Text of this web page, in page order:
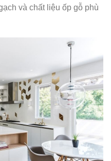
và chất liệu ốp gỗ phù